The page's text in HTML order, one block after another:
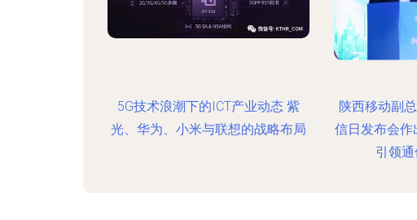
5G技术浪潮下的ICT产业动态 紫
光、华为、小米与联想的战略布局
陕西移动副
信日发布会作
引领